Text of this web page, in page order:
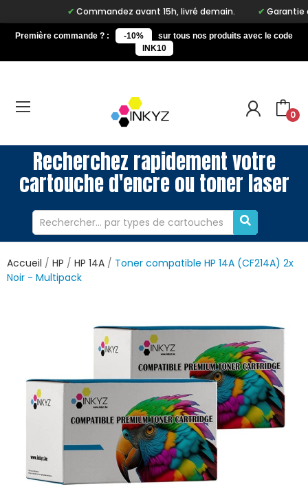
Commandez avant 15h, livré demain. Garantie à
Première commande ? : -10%
sur tous nos produits avec le code
INK10
0
Recherchez rapidement votre
cartouche d'encre ou toner laser
Accueil HP HP 14A
Toner compatible HP 14A (CF214A) 2x
Noir - Multipack